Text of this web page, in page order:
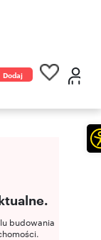
Dodaj
budowania